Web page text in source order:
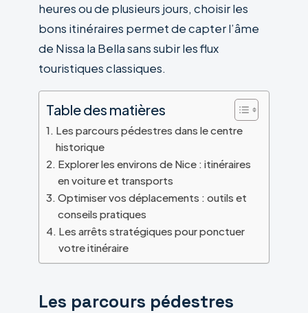
heures ou de plusieurs jours, choisir les
bons itinéraires permet de capter l’âme
de Nissa la Bella sans subir les flux
touristiques classiques.
Table des matières
Les parcours pédestres dans le centre
historique
Explorer les environs de Nice : itinéraires
en voiture et transports
Optimiser vos déplacements : outils et
conseils pratiques
Les arrêts stratégiques pour ponctuer
votre itinéraire
Les parcours pédestres